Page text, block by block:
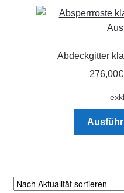
Abdeckgitter
276,00€